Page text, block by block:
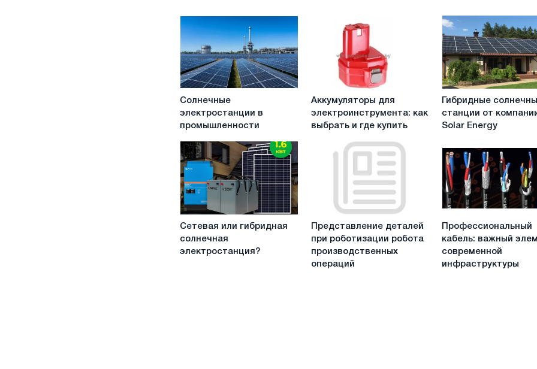
Солнечные
промышленности
Солнечные
электростанции в
промышленности
Аккумуляторы
электроинструмента:
выбрать
Аккумуляторы для
электроинструмента: как
выбрать и где купить
Гибридные
солнечные
станции
Solar
Energy
Гибридные
станции от
Solar Energy
Сетевая
солнечная
Сетевая или гибридная
солнечная
электростанция?
Представление
деталей
при
роботизации
робота
Представление деталей
при роботизации робота
производственных
операций
Профессиональный
кабель:
элемент
современной
Профессиональный
кабель: важный
современной
инфраструктуры